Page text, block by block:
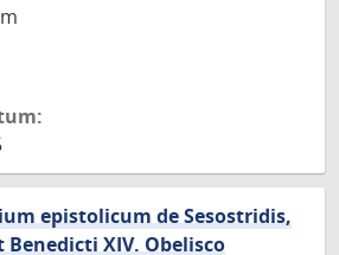
epistolicum de Sesostridis,
XIV. Obelisco